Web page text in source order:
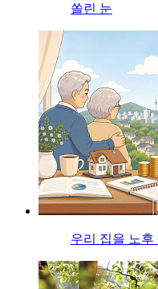
쏠린 눈
우리 집을 노후